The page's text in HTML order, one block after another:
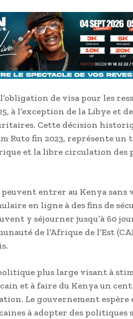
de visa pour les
à l’exception de la Libye et
Cette décision
Ruto fin 2023, représente un
et la libre circulation des
entrer au Kenya sans
en ligne à des fins de
y séjourner jusqu’à 60
de l’Afrique de l’Est
plus large visant à
et à faire du Kenya un
Le gouvernement espère
à adopter des politiques